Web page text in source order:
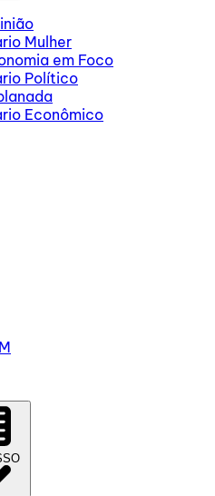
Mulher
em Foco
Político
Econômico